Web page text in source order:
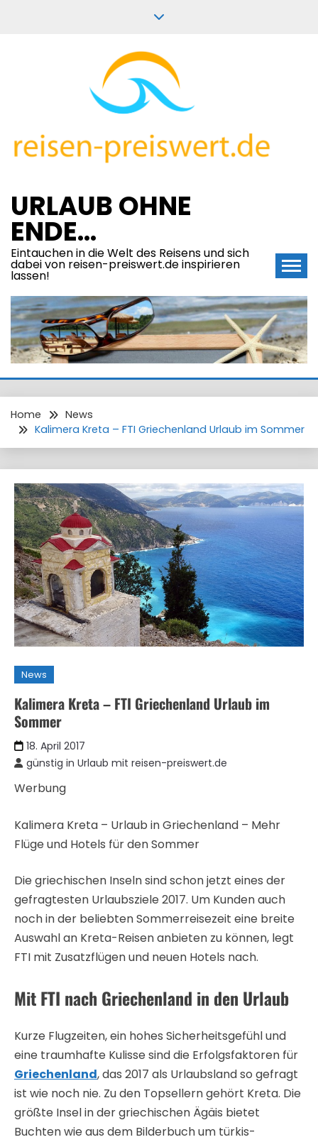
URLAUB OHNE
ENDE…
Eintauchen in die Welt des Reisens und sich
dabei von reisen-preiswert.de inspirieren
lassen!
Home
News
Kalimera Kreta – FTI Griechenland Urlaub im Sommer
News
Kalimera Kreta – FTI Griechenland Urlaub im
Sommer
18. April 2017
günstig in Urlaub mit reisen-preiswert.de
Werbung
Kalimera Kreta – Urlaub in Griechenland – Mehr
Flüge und Hotels für den Sommer
Die griechischen Inseln sind schon jetzt eines der
gefragtesten Urlaubsziele 2017. Um Kunden auch
noch in der beliebten Sommerreisezeit eine breite
Auswahl an Kreta-Reisen anbieten zu können, legt
FTI mit Zusatzflügen und neuen Hotels nach.
Mit FTI nach Griechenland in den Urlaub
Kurze Flugzeiten, ein hohes Sicherheitsgefühl und
eine traumhafte Kulisse sind die Erfolgsfaktoren für
Griechenland, das 2017 als Urlaubsland so gefragt
ist wie noch nie. Zu den Topsellern gehört Kreta. Die
größte Insel in der griechischen Ägäis bietet
Buchten wie aus dem Bilderbuch um türkis-